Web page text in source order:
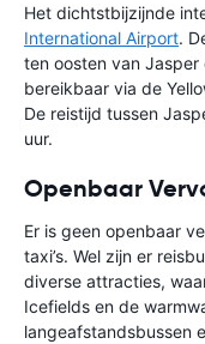
Het dichtstbijzijnde
International Airport.
ten oosten van
bereikbaar via de
De reistijd tussen
uur.
Openbaar
Er is geen openbaar
taxi’s. Wel zijn er
diverse attracties,
Icefields en de
langeafstandsbussen